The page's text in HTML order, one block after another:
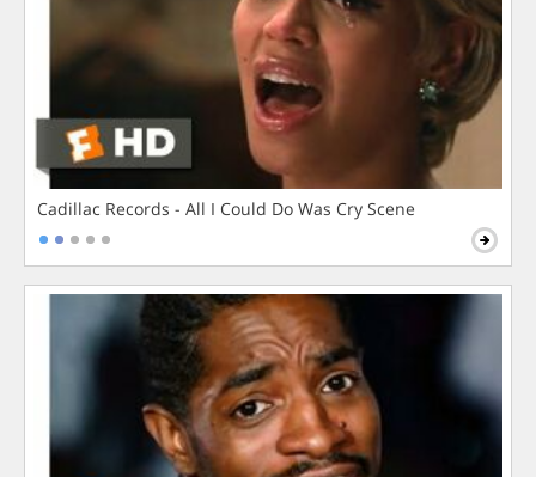
Cadillac Records - All I Could Do Was Cry Scene